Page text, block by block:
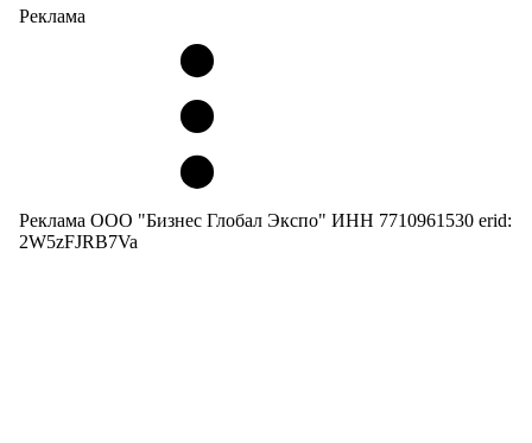
Реклама
Реклама ООО "Бизнес Глобал Экспо" ИНН 7710961530 erid:
2W5zFJRB7Va